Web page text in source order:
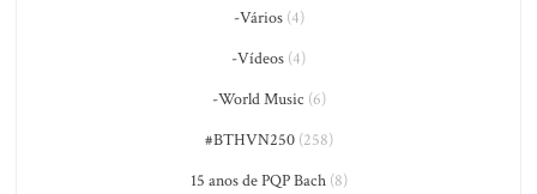
-Vários(4)
-Vídeos (4)
-World Music (6)
#BTHVN250(258)
15 anos de PQP Bach(8)